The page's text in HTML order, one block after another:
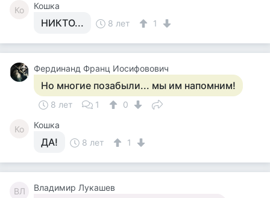
Ко Кошка
НИКТО... 8 лет 1
Фердинанд Франц Иосифовович
Но многие позабыли... мы им напомним!
8 лет 1 0
Ко Кошка
ДА! 8 лет 1
ВЛ Владимир Лукашев